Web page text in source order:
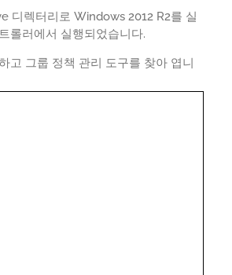
디렉터리로 Windows 2012 R2를 실
롤러에서 실행되었습니다.
고 그룹 정책 관리 도구를 찾아 엽니